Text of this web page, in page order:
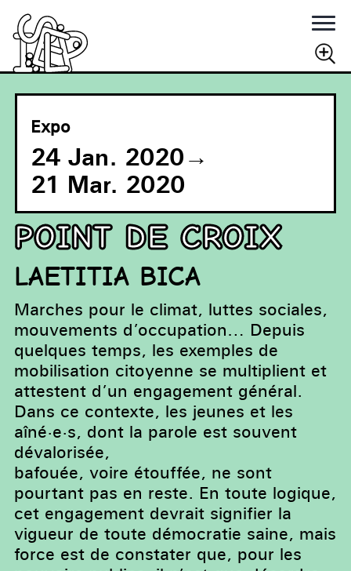
Expo
24 Jan. 2020→
21 Mar. 2020
Point de croix
LAETITIA BICA
Marches pour le climat, luttes sociales,
mouvements d’occupation… Depuis
quelques temps, les exemples de
mobilisation citoyenne se multiplient et
attestent d’un engagement général.
Dans ce contexte, les jeunes et les
aîné·e·s, dont la parole est souvent
dévalorisée,
bafouée, voire étouffée, ne sont
pourtant pas en reste. En toute logique,
cet engagement devrait signifier la
vigueur de toute démocratie saine, mais
force est de constater que, pour les